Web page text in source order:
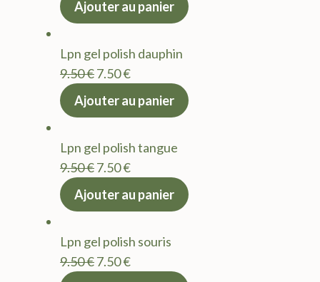
9.50 €.
actuel
7.50 €.
Ajouter au panier
Lpn gel polish dauphin
9.50€Le
prix
9.50 €.
7.50€Le
actuel
7.50 €.
Ajouter au panier
Lpn gel polish tangue
9.50€Le
prix
9.50 €.
7.50€Le
actuel
7.50 €.
Ajouter au panier
Lpn gel polish souris
9.50€Le
7.50€Le